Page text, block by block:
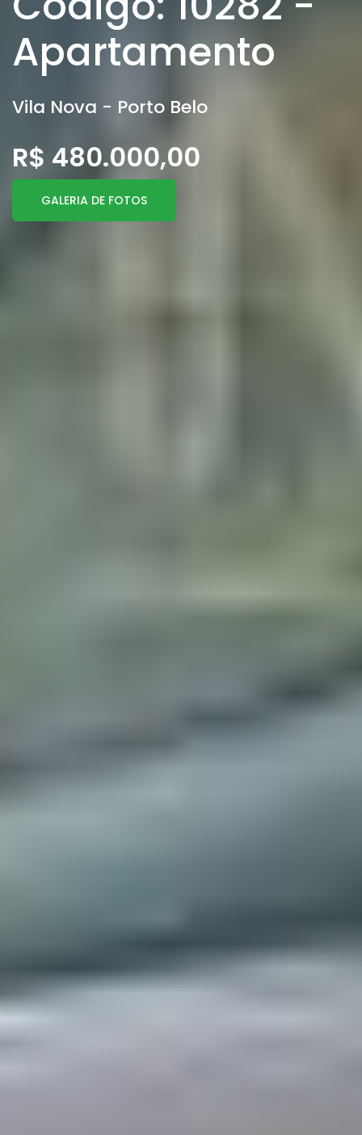
Apartamento
Vila Nova - Porto Belo
R$ 480.000,00
GALERIA DE FOTOS